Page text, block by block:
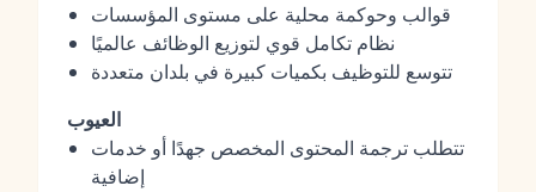
قوالب وحوكمة محلية على مستوى المؤسسات
نظام تكامل قوي لتوزيع الوظائف عالميًا
تتوسع للتوظيف بكميات كبيرة في بلدان متعددة
العيوب
تتطلب ترجمة المحتوى المخصص جهدًا أو خدمات
إضافية